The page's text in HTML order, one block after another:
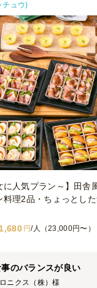
チュウ)
に人気プラン～】田舎
理2品・ちょっとし
1,680 円/人（23,000円〜）
のバランスが良い
ニクス（株）様